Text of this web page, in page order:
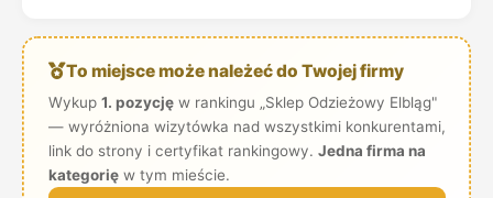
To miejsce może należeć do Twojej firmy
Wykup 1. pozycjęw rankingu „Sklep Odzieżowy Elbląg"
— wyróżniona wizytówka nad wszystkimi konkurentami,
link do strony i certyfikat rankingowy. Jedna firma na
kategorięw tym mieście.